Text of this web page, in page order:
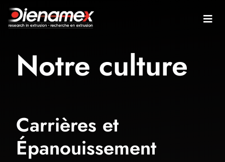
Notre culture
Carrières et
Épanouissement